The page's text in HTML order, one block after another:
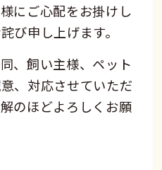
にご心配をお掛けし
び申し上げます。
、飼い主様、ペット
、対応させていただ
のほどよろしくお願